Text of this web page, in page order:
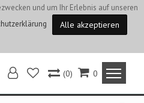
und um Ihr Erlebnis auf unseren
Alle akzeptieren
0
(0)